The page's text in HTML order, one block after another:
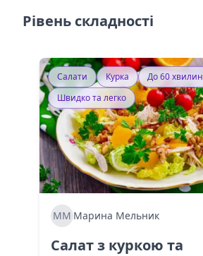
Рівень складності
Салати Курка
До 60 хвилин
Швидко та легко
ММ Марина Мельник
Салат з куркою та